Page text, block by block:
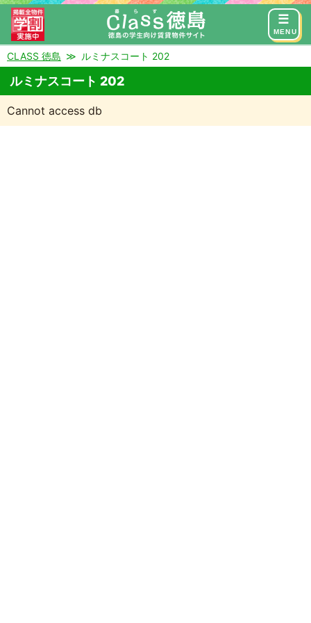
MENU
来店予約 お問い合わせ
CLASS 徳島 ルミナスコート 202
ルミナスコート 202
Cannot access db